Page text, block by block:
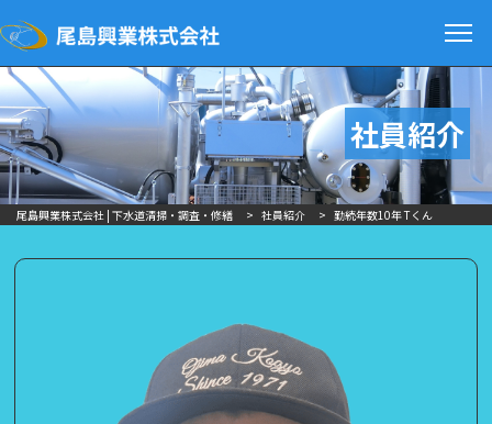
社員紹介
尾島興業株式会社 | 下水道清掃・調査・修繕 > 社員紹介 > 勤続年数10年 Tくん